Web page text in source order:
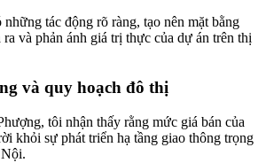
tác động rõ ràng, tạo nên mặt bằng
và phản ánh giá trị thực của dự án trên thị
và quy hoạch đô thị
tôi nhận thấy rằng mức giá bán của
khỏi sự phát triển hạ tầng giao thông trọng